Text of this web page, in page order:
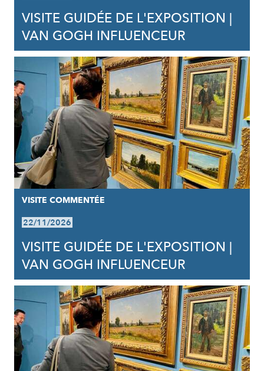
VISITE GUIDÉE DE L'EXPOSITION |
VAN GOGH INFLUENCEUR
VISITE COMMENTÉE
22/11/2026
VISITE GUIDÉE DE L'EXPOSITION |
VAN GOGH INFLUENCEUR